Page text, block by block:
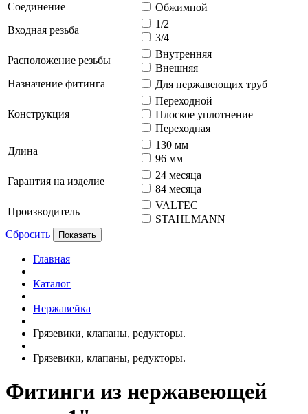
Соединение
Обжимной
Входная резьба
1/2
3/4
Расположение резьбы
Внутренняя
Внешняя
Назначение фитинга
Для нержавеющих труб
Конструкция
Переходной
Плоское уплотнение
Переходная
Длина
130 мм
96 мм
Гарантия на изделие
24 месяца
84 месяца
Производитель
VALTEC
STAHLMANN
Сбросить
Показать
Главная
|
Каталог
|
Нержавейка
|
Грязевики, клапаны, редукторы.
|
Грязевики, клапаны, редукторы.
Фитинги из нержавеющей